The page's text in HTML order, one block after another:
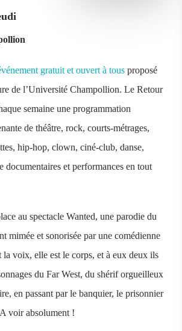
gratuit et ouvert à tous proposé
de l’Université Champollion. Le Retour
semaine une programmation
de théâtre, rock, courts-métrages,
hip-hop, clown, ciné-club, danse,
documentaires et performances en tout
au spectacle Wanted, une parodie du
mimée et sonorisée par une comédienne
la voix, elle est le corps, et à eux deux ils
du Far West, du shérif orgueilleux
en passant par le banquier, le prisonnier
voir absolument !